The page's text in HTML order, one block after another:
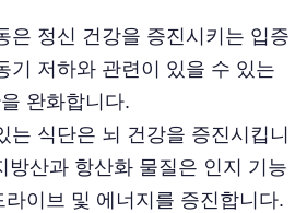
은 정신 건강을 증진시키는 입증
기 저하와 관련이 있을 수 있는
완화합니다.
는 식단은 뇌 건강을 증진시킵니
방산과 항산화 물질은 인지 기능
라이브 및 에너지를 증진합니다.